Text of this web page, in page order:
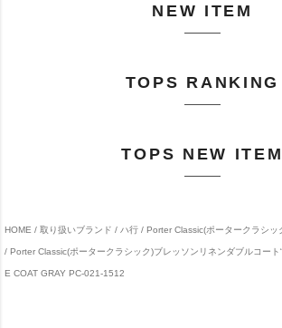
NEW ITEM
TOPS RANKING
TOPS NEW ITEM
HOME 取り扱いブランド ハ行 Porter Classic(ポータークラシッ
Porter Classic(ポータークラシック)ブレッソンリネンダブルコート
E COAT GRAY PC-021-1512